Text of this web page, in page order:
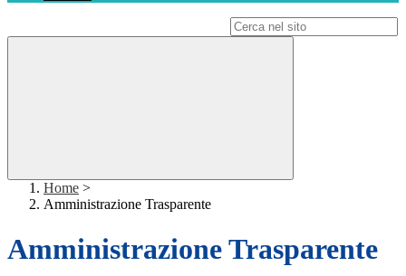
Home >
Amministrazione Trasparente
Amministrazione Trasparente